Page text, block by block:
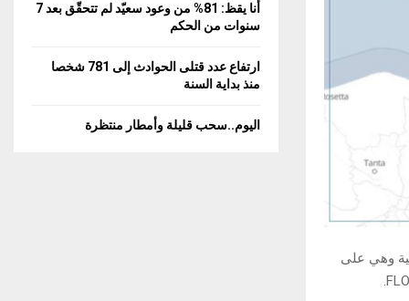
وهي على
أنا يقظ: 81% من وعود سعيّد لم تتحقّق بعد 7
سنوات من الحكم
ارتفاع عدد قتلى الحوادث إلى 781 شخصا
منذ بداية السنة
اليوم..سحب قليلة وأمطار منتظرة